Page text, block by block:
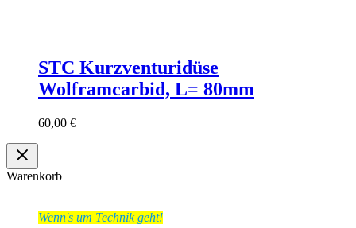
STC Kurzventuridüse
Wolframcarbid, L= 80mm
60,00 €
Warenkorb
Wenn's um Technik geht!